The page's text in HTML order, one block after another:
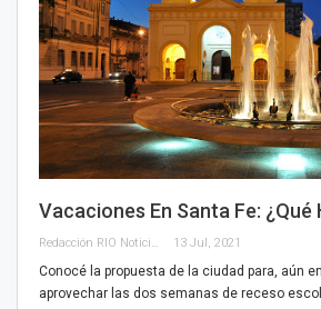
Vacaciones En Santa Fe: ¿Qué
Redacción RIO Noticias 13 Jul, 2021
Conocé la propuesta de la ciudad para, aún
aprovechar las dos semanas de receso